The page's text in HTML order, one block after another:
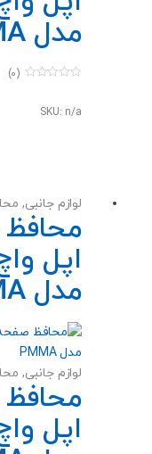
مدل PMMA
u
(0)
SKU: n/a
لوازم جانبی,
مدل PMMA
لوازم جانبی,